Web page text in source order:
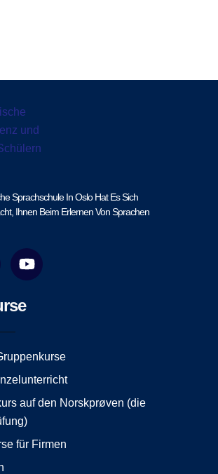
Sprachschule In Oslo Hat Es Sich
Ihnen Beim Erlernen Von Sprachen
Y
o
t
e
auf den Norskprøven (die
für Firmen